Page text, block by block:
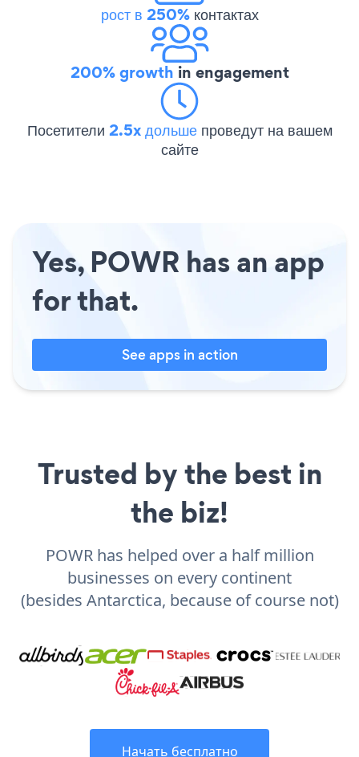
рост в 250%контактах
200% growth in engagement
Посетители 2.5x дольше проведут на вашем
сайте
Yes, POWR has an app
for that.
See apps in action
Trusted by the best in
the biz!
POWR has helped over a half million
businesses on every continent
(besides Antarctica, because of course not)
Начать бесплатно